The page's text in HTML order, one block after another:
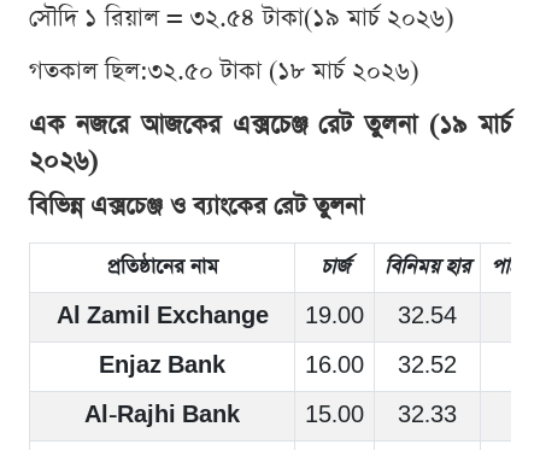
সৌদি ১ রিয়াল = ৩২.৫৪ টাকা(১৯ মার্চ ২০২৬)
গতকাল ছিল:৩২.৫০ টাকা (১৮ মার্চ ২০২৬)
এক নজরে আজকের এক্সচেঞ্জ রেট তুলনা (১৯ মার্চ
২০২৬)
বিভিন্ন এক্সচেঞ্জ ও ব্যাংকের রেট তুলনা
প্রতিষ্ঠানের নাম চার্জ বিনিময় হার
Al Zamil Exchange
19.00 32.54
Enjaz Bank
16.00 32.52
Al-Rajhi Bank
15.00 32.33